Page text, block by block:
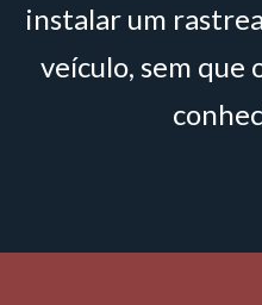
instalar um
veículo, sem que